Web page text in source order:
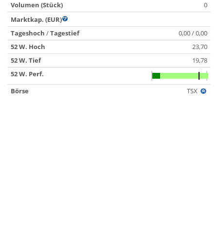
Volumen (Stück)
0
Marktkap. (EUR)
Tageshoch /Tagestief
0,00 / 0,00
52 W. Hoch
23,70
52 W. Tief
19,78
52 W. Perf.
Börse
TSX